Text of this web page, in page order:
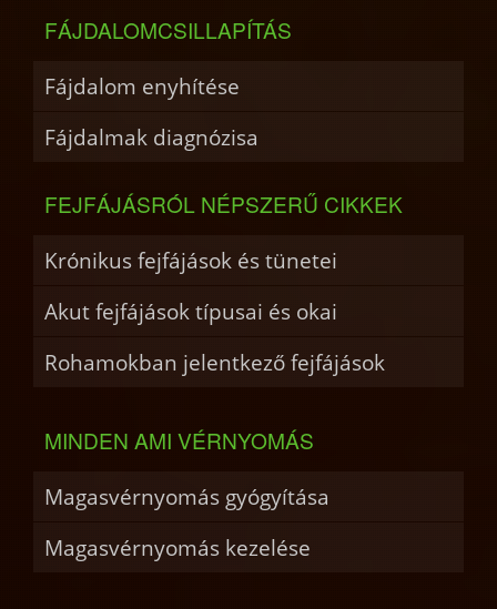
FÁJDALOMCSILLAPÍTÁS
Fájdalom enyhítése
Fájdalmak diagnózisa
FEJFÁJÁSRÓL NÉPSZERŰ CIKKEK
Krónikus fejfájások és tünetei
Akut fejfájások típusai és okai
Rohamokban jelentkező fejfájások
MINDEN AMI VÉRNYOMÁS
Magasvérnyomás gyógyítása
Magasvérnyomás kezelése